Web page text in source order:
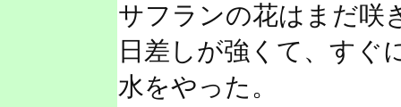
サフランの花はまだ咲
日差しが強くて、すぐ
水をやった。